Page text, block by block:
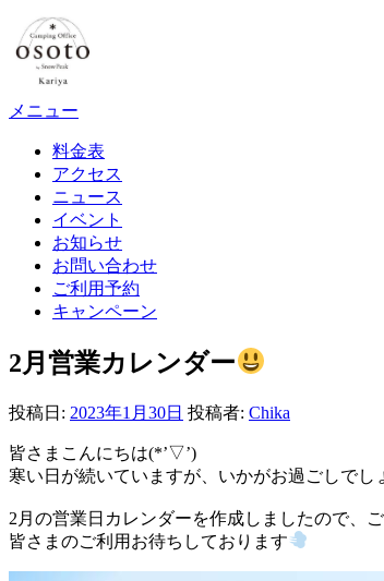
ン
テ
ツ
メニュー
料金表
アクセス
ニュース
イベント
お知らせ
お問い合わせ
ご利用予約
キャンペーン
2月営業カレンダー
投稿日: 2023年1月30日 投稿者: Chika
皆さまこんにちは(*’▽’)
寒い日が続いていますが、いかがお過ごしでし
2月の営業日カレンダーを作成しましたので、
皆さまのご利用お待ちしております